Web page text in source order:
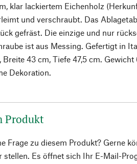
klar lackiertem Eichenholz
und verschraubt. Das
gefräst. Die einzige und nur
ist aus Messing. Gefertigt in
Breite 43 cm, Tiefe 47,5 cm. Gewicht
Dekoration.
Produkt
Frage zu diesem Produkt? Gerne
stellen. Es öffnet sich Ihr E-Mail-